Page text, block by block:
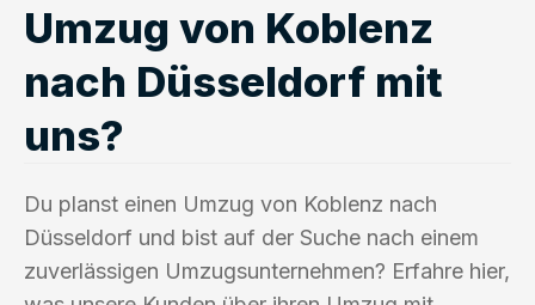
Umzug von Koblenz
nach Düsseldorf mit
uns?
Du planst einen Umzug von Koblenz nach
Düsseldorf und bist auf der Suche nach einem
zuverlässigen Umzugsunternehmen? Erfahre hier,